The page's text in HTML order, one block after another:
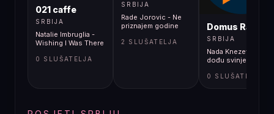
021 caffe
SRBIJA
Natalie Imbruglia -
Wishing I Was There
0 SLUŠATELJA
SRBIJA
Rade Jorovic - Ne
priznajem godine
2 SLUŠATELJA
Domus Radio
SRBIJA
Nada Knezević - Kad
dođu svinje
0 SLUŠATELJA